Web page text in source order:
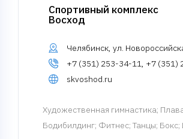
Спортивный комплекс
Восход
Челябинск, ул.
+7 (351) 253-34-11, +7 (351)
skvoshod.ru
Художественная гимнастика;
Бодибилдинг; Фитнес; Танцы; Бокс;